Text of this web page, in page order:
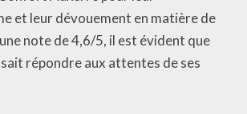
et leur dévouement en matière de
note de 4,6/5, il est évident que
répondre aux attentes de ses